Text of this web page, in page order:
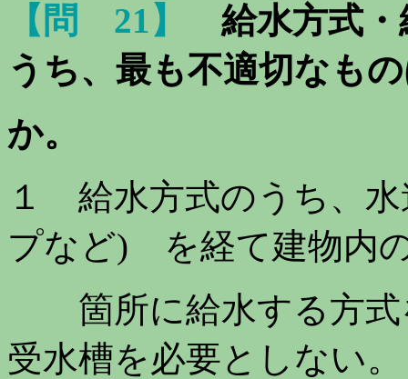
【問 21】
給水方式
うち、最も不適切なも
か。
１ 給水方式のうち、水
プなど) を経て建物内
箇所に給水する方式
受水槽を必要としない。